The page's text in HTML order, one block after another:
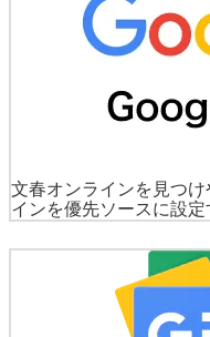
文春オンラインを見つけ
インを優先ソースに設定